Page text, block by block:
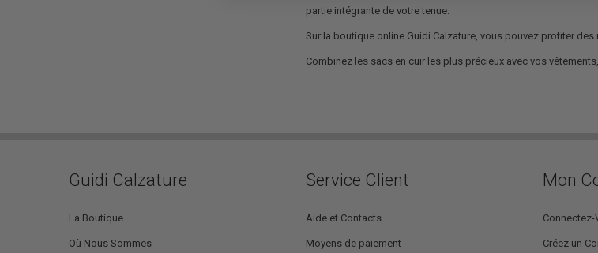
partie intégrante de votre tenue.
Sur la boutique online Guidi Calzature, vous pouvez profiter
Combinez les sacs en cuir les plus précieux avec vos
Guidi Calzature
La Boutique
Où Nous Sommes
Service Client
Aide et Contacts
Moyens de paiement
Mon
Connectez-
Créez un